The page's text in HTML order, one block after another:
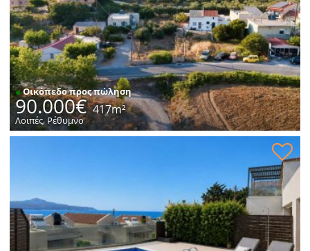
●Οικόπεδο προς πώληση
90.000€ 417m²
Λοιπές, Ρέθυμνο